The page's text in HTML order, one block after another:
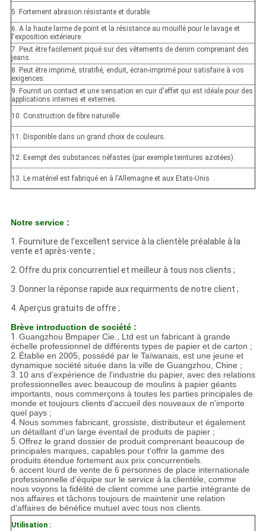
5. Fortement abrasion résistante et durable.
6. A la haute larme de point et la résistance au mouillé pour le lavage et
l'exposition extérieure.
7. Peut être facilement piqué sur des vêtements de denim comprenant des
jeans.
8. Peut être imprimé, stratifié, enduit, écran-imprimé pour satisfaire à vos
exigences.
9. Fournit un contact et une sensation en cuir d'effet qui est idéale pour des
applications internes et externes.
10. Construction de fibre naturelle.
11. Disponible dans un grand choix de couleurs.
12. Exempt des substances néfastes (par exemple teintures azotées).
13. Le matériel est fabriqué en à l'Allemagne et aux Etats-Unis
Notre service :
1. Fourniture de l'excellent service à la clientèle préalable à la
vente et après-vente ;
2. Offre du prix concurrentiel et meilleur à tous nos clients ;
3. Donner la réponse rapide aux requirments de notre client ;
4. Aperçus gratuits de offre ;
Brève introduction de société :
1. Guangzhou Bmpaper Cie., Ltd est un fabricant à grande
échelle professionnel de différents types de papier et de carton ;
2. Établie en 2005, possédé par le Taïwanais, est une jeune et
dynamique société située dans la ville de Guangzhou, Chine ;
3. 10 ans d'expérience de l'industrie du papier, avec des relations
professionnelles avec beaucoup de moulins à papier géants
importants, nous commerçons à toutes les parties principales de
monde et toujours clients d'accueil des nouveaux de n'importe
quel pays ;
4. Nous sommes fabricant, grossiste, distributeur et également
un détaillant d'un large éventail de produits de papier ;
5. Offrez le grand dossier de produit comprenant beaucoup de
principales marques, capables pour t'offrir la gamme des
produits étendue fortement aux prix concurrentiels.
6. accent lourd de vente de 6 personnes de place internationale
professionnelle d'équipe sur le service à la clientèle, comme
nous voyons la fidélité de client comme une partie intégrante de
nos affaires et tâchons toujours de maintenir une relation
d'affaires de bénéfice mutuel avec tous nos clients.
Utilisation :